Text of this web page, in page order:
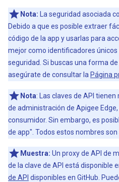
Nota: La seguridad asociada
Debido a que es posible extraer
código de la app y usarlas para
mejor como identificadores únicos
seguridad. Si buscas una forma
asegúrate de consultar la Página
Nota: Las claves de API
de administración de Apigee
consumidor. Sin embargo, es
de app". Todos estos nombres son
Muestra: Un proxy de API de
de la clave de API está disponible
de API disponibles en GitHub.